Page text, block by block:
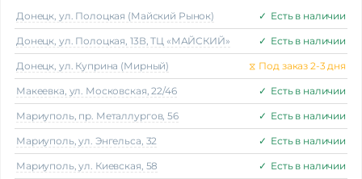
Донецк, ул. Полоцкая (Майский Рынок) ✓ Есть в наличии
Донецк, ул. Полоцкая, 13В, ТЦ «МАЙСКИЙ» ✓ Есть в наличии
Донецк, ул. Куприна (Мирный) ⧖ Под заказ 2-3 дня
Макеeвка, ул. Московская, 22/46 ✓ Есть в наличии
Мариуполь, пр. Металлургов, 56 ✓ Есть в наличии
Мариуполь, ул. Энгельса, 32 ✓ Есть в наличии
Мариуполь, ул. Киевская, 58 ✓ Есть в наличии